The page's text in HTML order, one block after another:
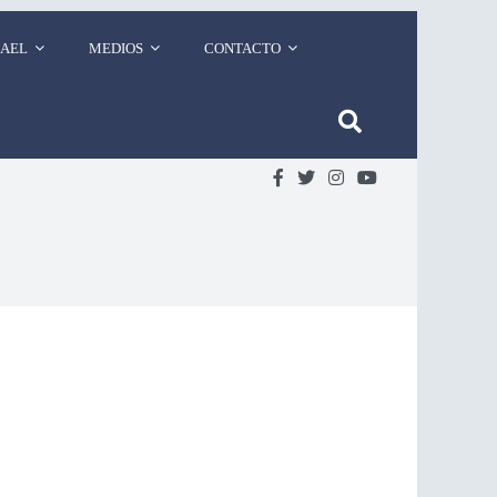
MEDIOS CONTACTO